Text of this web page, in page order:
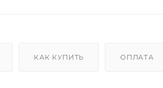
КАК КУПИТЬ ОПЛАТА